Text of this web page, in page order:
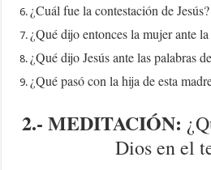
¿Cuál fue la contestación de Jesús?
¿Qué dijo entonces la mujer ante
¿Qué dijo Jesús ante las palabras
¿Qué pasó con la hija de esta
2.- MEDITACIÓN:
Dios en el